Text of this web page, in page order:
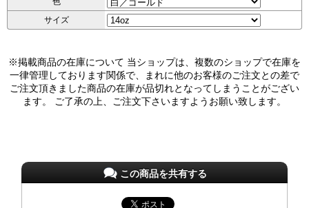
サイズ
※掲載商品の在庫について 当ショップは、複数のショップで在庫を
一律管理しております関係で、まれに他のお客様のご注文との差で
ご注文頂きました商品の在庫が品切れとなってしまうことがござい
ます。 ご了承の上、ご注文下さいますようお願い致します。
この商品を共有する